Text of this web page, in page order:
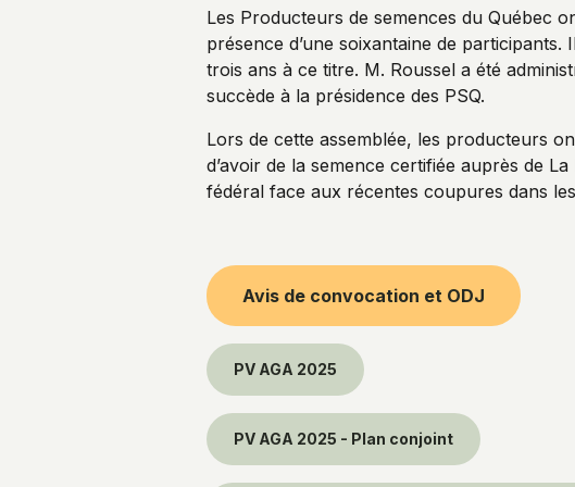
Les Producteurs de semences du Québec
présence d’une soixantaine de
trois ans à ce titre. M. Roussel a été
succède à la présidence des PSQ.
Lors de cette assemblée, les producteurs
d’avoir de la semence certifiée auprès de
fédéral face aux récentes coupures dans
Avis de convocation et ODJ
PV AGA 2025
PV AGA 2025 - Plan conjoint